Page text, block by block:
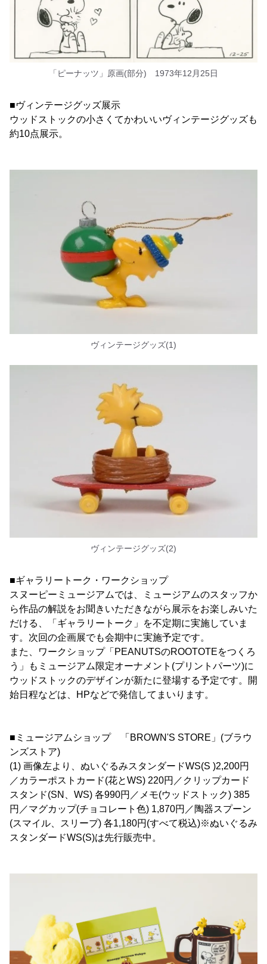
「ピーナッツ」原画(部分) 1973年12月25日
■ヴィンテージグッズ展示
ウッドストックの小さくてかわいいヴィンテージグッズも
約10点展示。
ヴィンテージグッズ(1)
ヴィンテージグッズ(2)
■ギャラリートーク・ワークショップ
スヌーピーミュージアムでは、ミュージアムのスタッフか
ら作品の解説をお聞きいただきながら展示をお楽しみいた
だける、「ギャラリートーク」を不定期に実施していま
す。次回の企画展でも会期中に実施予定です。
また、ワークショップ「PEANUTSのROOTOTEをつくろ
う」もミュージアム限定オーナメント(プリントパーツ)に
ウッドストックのデザインが新たに登場する予定です。開
始日程などは、HPなどで発信してまいります。
■ミュージアムショップ 「BROWN'S STORE」(ブラウ
ンズストア)
(1) 画像左より、ぬいぐるみスタンダードWS(S )2,200円
／カラーポストカード(花とWS) 220円／クリップカード
スタンド(SN、WS) 各990円／メモ(ウッドストック) 385
円／マグカップ(チョコレート色) 1,870円／陶器スプーン
(スマイル、スリープ) 各1,180円(すべて税込)※ぬいぐるみ
スタンダードWS(S)は先行販売中。